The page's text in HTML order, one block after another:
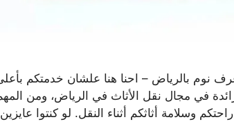
نوم بالرياض – احنا هنا علشان خدمتكم
في مجال نقل الأثاث في الرياض، ومن
وسلامة أثاثكم أثناء النقل. لو كنتوا